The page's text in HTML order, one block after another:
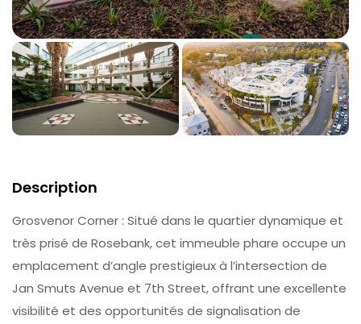
Description
Grosvenor Corner : Situé dans le quartier dynamique et
très prisé de Rosebank, cet immeuble phare occupe un
emplacement d’angle prestigieux à l’intersection de
Jan Smuts Avenue et 7th Street, offrant une excellente
visibilité et des opportunités de signalisation de